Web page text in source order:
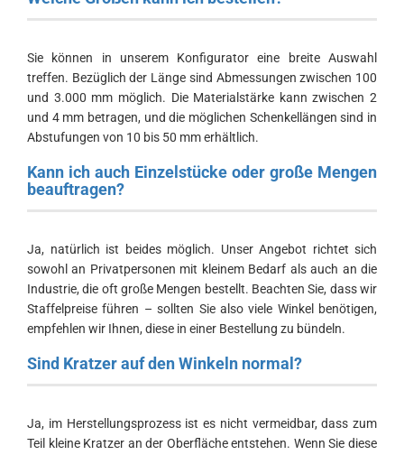
Sie können in unserem Konfigurator eine breite Auswahl
treffen. Bezüglich der Länge sind Abmessungen zwischen 100
und 3.000 mm möglich. Die Materialstärke kann zwischen 2
und 4 mm betragen, und die möglichen Schenkellängen sind in
Abstufungen von 10 bis 50 mm erhältlich.
Kann ich auch Einzelstücke oder große Mengen
beauftragen?
Ja, natürlich ist beides möglich. Unser Angebot richtet sich
sowohl an Privatpersonen mit kleinem Bedarf als auch an die
Industrie, die oft große Mengen bestellt. Beachten Sie, dass wir
Staffelpreise führen – sollten Sie also viele Winkel benötigen,
empfehlen wir Ihnen, diese in einer Bestellung zu bündeln.
Sind Kratzer auf den Winkeln normal?
Ja, im Herstellungsprozess ist es nicht vermeidbar, dass zum
Teil kleine Kratzer an der Oberfläche entstehen. Wenn Sie diese